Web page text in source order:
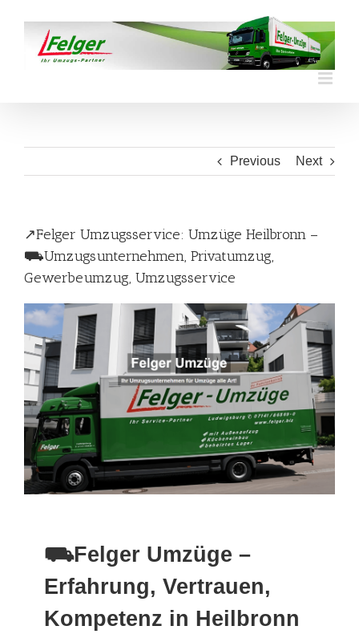
content
Previous Next
↗️Felger Umzugsservice: Umzüge Heilbronn –
⛟Umzugsunternehmen, Privatumzug,
Gewerbeumzug, Umzugsservice
⛟Felger Umzüge –
Erfahrung, Vertrauen,
Kompetenz in Heilbronn